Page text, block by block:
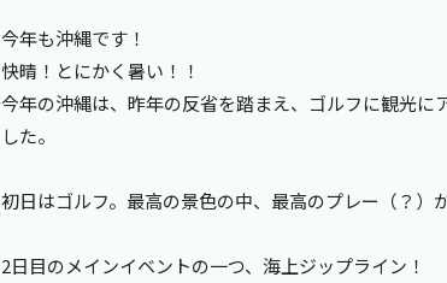
今年も沖縄です！
快晴！とにかく暑い！！
今年の沖縄は、昨年の反省を踏まえ、ゴルフに観光に
した。
初日はゴルフ。最高の景色の中、最高のプレー（？）
2日目のメインイベントの一つ、海上ジップライン！